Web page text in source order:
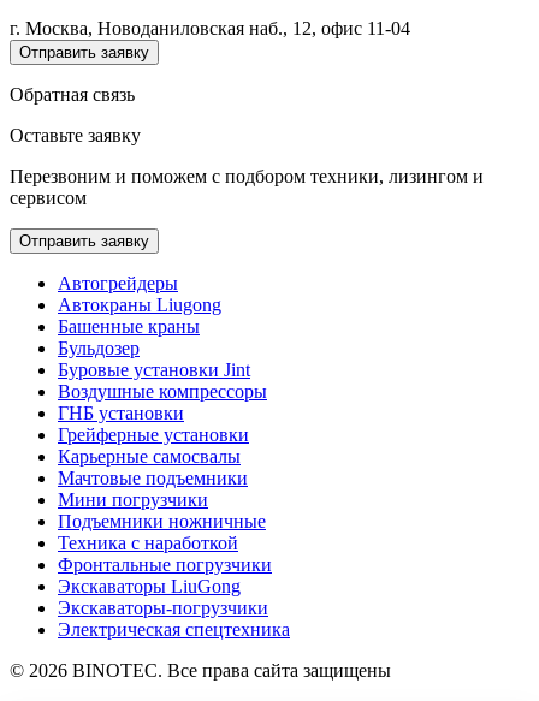
г. Москва, Новоданиловская наб., 12, офис 11-04
Отправить заявку
Обратная связь
Оставьте заявку
Перезвоним и поможем с подбором техники, лизингом и
сервисом
Отправить заявку
Автогрейдеры
Автокраны Liugong
Башенные краны
Бульдозер
Буровые установки Jint
Воздушные компрессоры
ГНБ установки
Грейферные установки
Карьерные самосвалы
Мачтовые подъемники
Мини погрузчики
Подъемники ножничные
Техника с наработкой
Фронтальные погрузчики
Экскаваторы LiuGong
Экскаваторы-погрузчики
Электрическая спецтехника
© 2026 BINOTEC. Все права сайта защищены